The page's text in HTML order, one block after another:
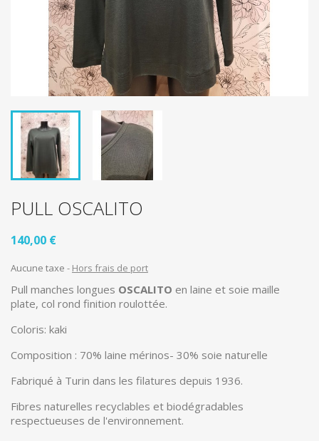
PULL OSCALITO
140,00 €
Aucune taxe Hors frais de port
Pull manches longues OSCALITO en laine et soie maille
plate, col rond finition roulottée.
Coloris: kaki
Composition : 70% laine mérinos- 30% soie naturelle
Fabriqué à Turin dans les filatures depuis 1936.
Fibres naturelles recyclables et biodégradables
respectueuses de l'environnement.